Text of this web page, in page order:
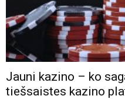
Jauni kazino – ko
tiešsaistes kazino